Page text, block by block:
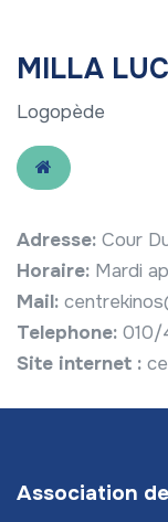
MILLA
Logopède
Adresse: Cour
Horaire: Mardi
Mail:
Telephone: 010/
Site internet :
Association